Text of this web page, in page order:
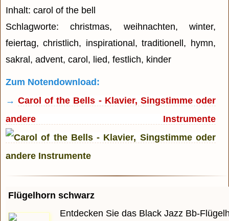
Inhalt: carol of the bell
Schlagworte: christmas, weihnachten, winter,
feiertag, christlich, inspirational, traditionell, hymn,
sakral, advent, carol, lied, festlich, kinder
Zum Notendownload:
→Carol of the Bells - Klavier, Singstimme oder
andere Instrumente
Flügelhorn schwarz
Entdecken Sie das Black Jazz Bb-